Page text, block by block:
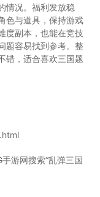
情况。福利发放稳
色与道具，保持游戏
度副本，也能在竞技
题容易找到参考。整
错，适合喜欢三国题
游网搜索“乱弹三国